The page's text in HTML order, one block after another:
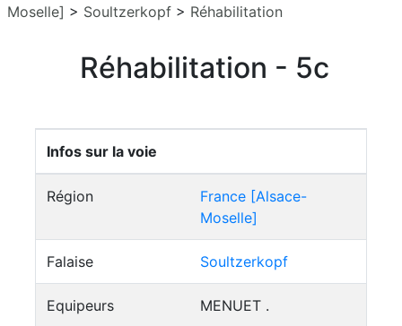
Moselle] > Soultzerkopf > Réhabilitation
Réhabilitation - 5c
Infos sur la voie
Région
France [Alsace-
Moselle]
Falaise Soultzerkopf
Equipeurs MENUET .